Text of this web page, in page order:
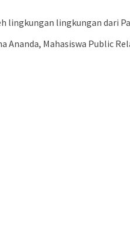
lingkungan lingkungan dari
Mahasiswa Public